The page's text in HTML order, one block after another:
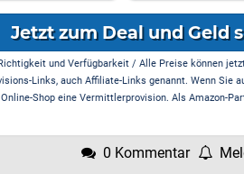
Jetzt zum Deal und Geld
und Verfügbarkeit / Alle Preise können
Links, auch Affiliate-Links genannt. Wenn
Shop eine Vermittlerprovision. Als Amazon-
0 Kommentar